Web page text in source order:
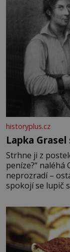
historyplus.cz
Lapka
Strhne ji z
peníze?“ naléhá
neprozradí –
spokojí se lupič
krutý. Jeho činy